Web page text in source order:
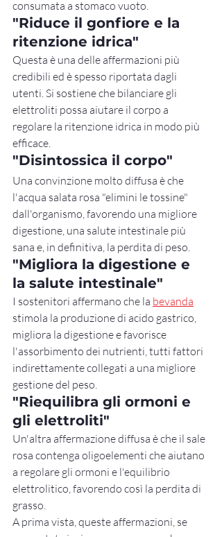
consumata a stomaco vuoto.
"Riduce il gonfiore e la
ritenzione idrica"
Questa è una delle affermazioni più
credibili ed è spesso riportata dagli
utenti. Si sostiene che bilanciare gli
elettroliti possa aiutare il corpo a
regolare la ritenzione idrica in modo più
efficace.
"Disintossica il corpo"
Una convinzione molto diffusa è che
l'acqua salata rosa "elimini le tossine"
dall'organismo, favorendo una migliore
digestione, una salute intestinale più
sana e, in definitiva, la perdita di peso.
"Migliora la digestione e
la salute intestinale"
I sostenitori affermano che la bevanda
stimola la produzione di acido gastrico,
migliora la digestione e favorisce
l'assorbimento dei nutrienti, tutti fattori
indirettamente collegati a una migliore
gestione del peso.
"Riequilibra gli ormoni e
gli elettroliti"
Un'altra affermazione diffusa è che il sale
rosa contenga oligoelementi che aiutano
a regolare gli ormoni e l'equilibrio
elettrolitico, favorendo così la perdita di
grasso.
A prima vista, queste affermazioni, se